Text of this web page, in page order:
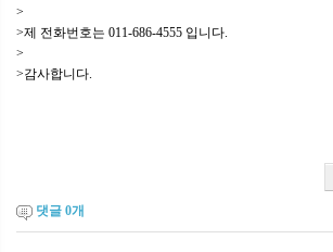
>
>제 전화번호는 011-686-4555 입니다.
>
>감사합니다.
댓글 0개